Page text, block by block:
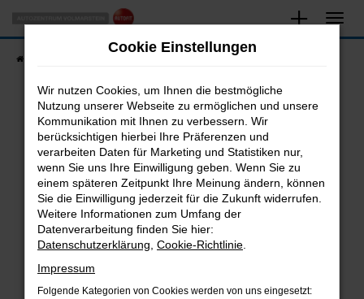
Zum
Hauptinhalt
springen
Fahrzeugsuche
Fehler: Network Error
Beim Laden ist ein Fehler aufgetreten.
Hier sind ein paar Tipps, die dir helfen können:
Überprüfe deine Firewall und deine
Internetverbindung.
Laden andere Webseiten, zum Beispiel deine
Suchmaschine?
Prüfe deine Browsererweiterungen.
Cookie Einstellungen
Wir nutzen Cookies, um Ihnen die bestmögliche
Nutzung unserer Webseite zu ermöglichen und unsere
Kommunikation mit Ihnen zu verbessern. Wir
berücksichtigen hierbei Ihre Präferenzen und
verarbeiten Daten für Marketing und Statistiken nur,
wenn Sie uns Ihre Einwilligung geben. Wenn Sie zu
einem späteren Zeitpunkt Ihre Meinung ändern, können
Sie die Einwilligung jederzeit für die Zukunft widerrufen.
Weitere Informationen zum Umfang der
Datenverarbeitung finden Sie hier:
Datenschutzerklärung Cookie-Richtlinie
Impressum
Folgende Kategorien von Cookies werden von uns eingesetzt: